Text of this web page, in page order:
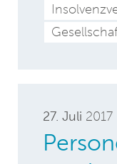
27. Juli 2017